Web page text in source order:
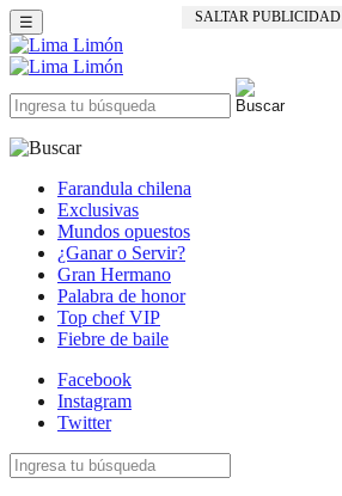
SALTAR PUBLICIDAD
☰
Farandula chilena
Exclusivas
Mundos opuestos
¿Ganar o Servir?
Gran Hermano
Palabra de honor
Top chef VIP
Fiebre de baile
Facebook
Instagram
Twitter